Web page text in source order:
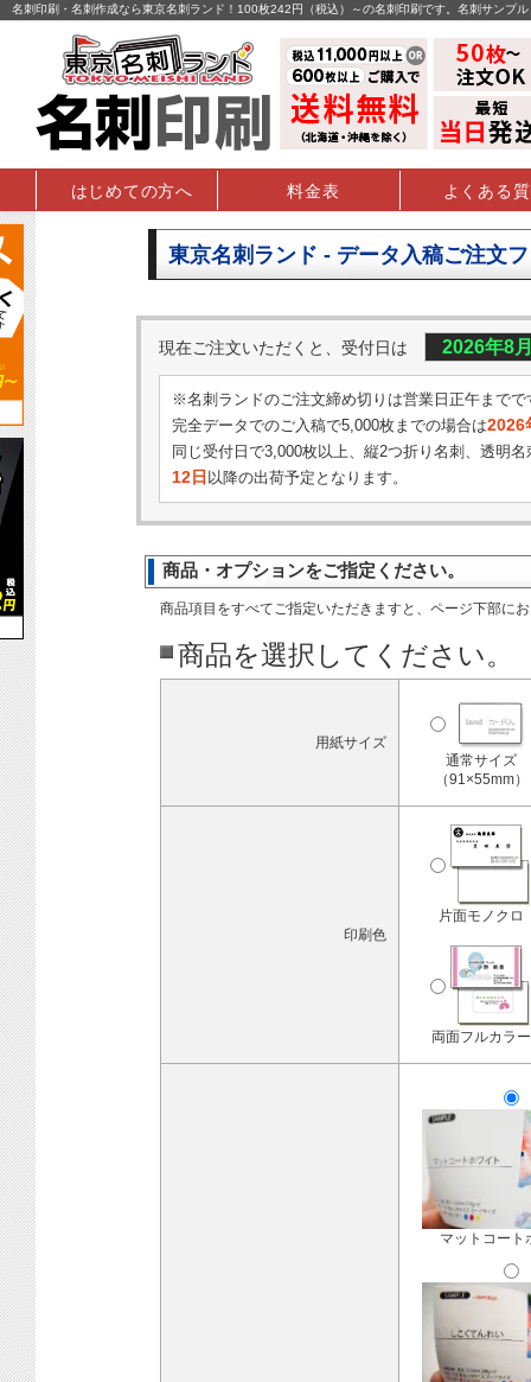
名刺印刷・名刺作成なら東京名刺ランド！100枚242円（税込）～の名刺印刷です。名刺サンプ
はじめての方へ 料金表 よくある
東京名刺ランド - データ入稿ご注文
現在ご注文いただくと、受付日は 2026年8
※名刺ランドのご注文締め切りは営業日正午までで
完全データでのご入稿で5,000枚までの場合は2026
同じ受付日で3,000枚以上、縦2つ折り名刺、透明名
12日 以降の出荷予定となります。
商品・オプションをご指定ください。
商品項目をすべてご指定いただきますと、ページ下部に
商品を選択してください。
用紙サイズ
通常サイズ
（91×55mm）
印刷色
片面モノクロ
両面フルカラー
マットコート